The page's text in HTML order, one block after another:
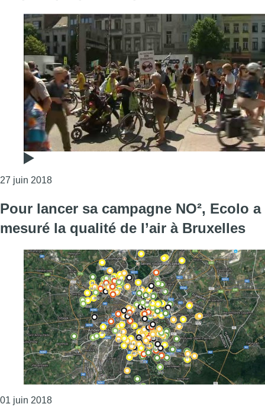
27 juin 2018Consulter l'article "Près de 500 parents d’élèves
Pour lancer sa campagne NO², Ecolo a
mesuré la qualité de l’air à Bruxelles
01 juin 2018Consulter l'article "Pour lancer sa campagne